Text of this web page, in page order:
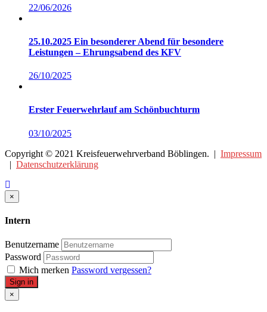
22/06/2026
25.10.2025 Ein besonderer Abend für besondere
Leistungen – Ehrungsabend des KFV
26/10/2025
Erster Feuerwehrlauf am Schönbuchturm
03/10/2025
Copyright © 2021 Kreisfeuerwehrverband Böblingen. | Impressum
| Datenschutzerklärung
×
Intern
Benutzername
Password
Mich merken Password vergessen?
Sign in
×